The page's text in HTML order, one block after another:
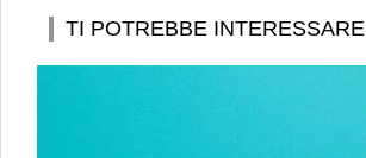
TI POTREBBE INTERESSARE